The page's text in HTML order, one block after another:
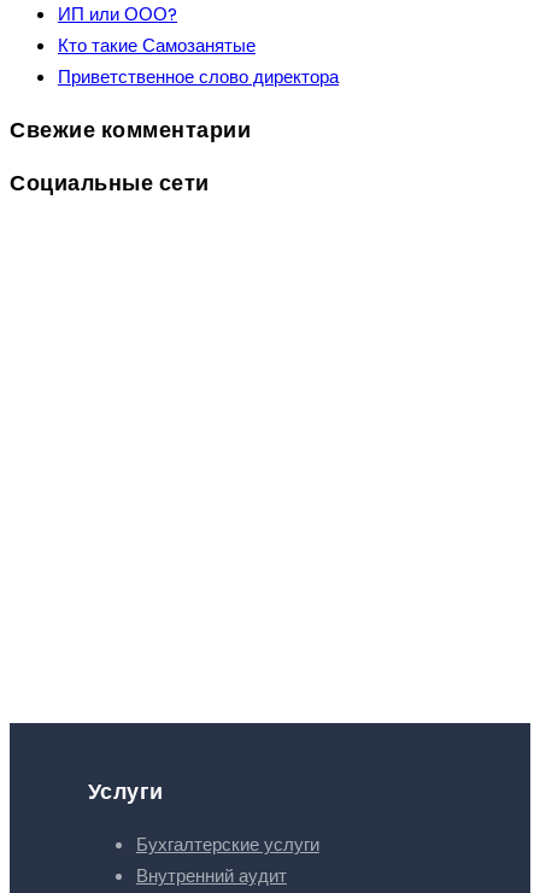
ИП или ООО?
Кто такие Самозанятые
Приветственное слово директора
Свежие комментарии
Социальные сети
Услуги
Бухгалтерские услуги
Внутренний аудит